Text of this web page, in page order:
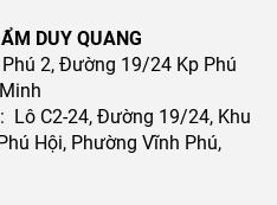
DUY QUANG
2, Đường 19/24 Kp Phú
Lô C2-24, Đường 19/24, Khu
Hội, Phường Vĩnh Phú,